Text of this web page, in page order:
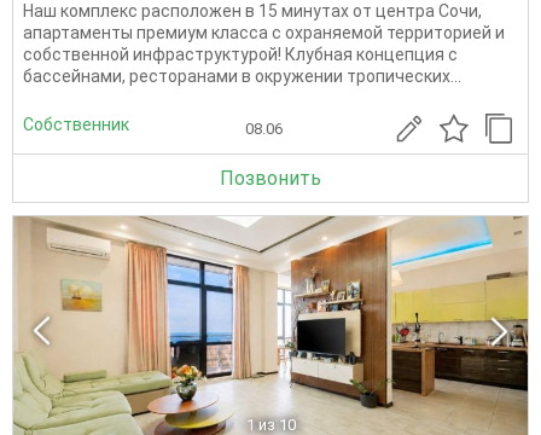
Наш комплекс расположен в 15 минутах от центра Сочи,
апартаменты премиум класса с охраняемой территорией и
собственной инфраструктурой! Клубная концепция с
бассейнами, ресторанами в окружении тропических...
Собственник 08.06
Позвонить
1 из 10